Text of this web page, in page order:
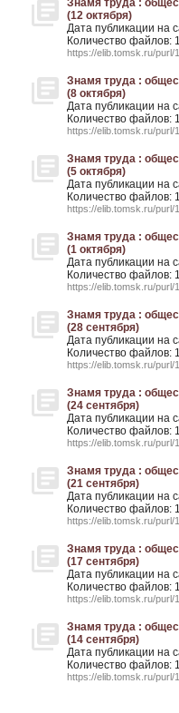
Знамя труда :
(12 октября)
Дата публикации на
Количество
https://elib.tomsk.ru/purl/
Знамя труда :
(8 октября)
Дата публикации на
Количество
https://elib.tomsk.ru/purl/
Знамя труда :
(5 октября)
Дата публикации на
Количество
https://elib.tomsk.ru/purl/
Знамя труда :
(1 октября)
Дата публикации на
Количество
https://elib.tomsk.ru/purl/
Знамя труда :
(28 сентября)
Дата публикации на
Количество
https://elib.tomsk.ru/purl/
Знамя труда :
(24 сентября)
Дата публикации на
Количество
https://elib.tomsk.ru/purl/
Знамя труда :
(21 сентября)
Дата публикации на
Количество
https://elib.tomsk.ru/purl/
Знамя труда :
(17 сентября)
Дата публикации на
Количество
https://elib.tomsk.ru/purl/
Знамя труда :
(14 сентября)
Дата публикации на
Количество
https://elib.tomsk.ru/purl/